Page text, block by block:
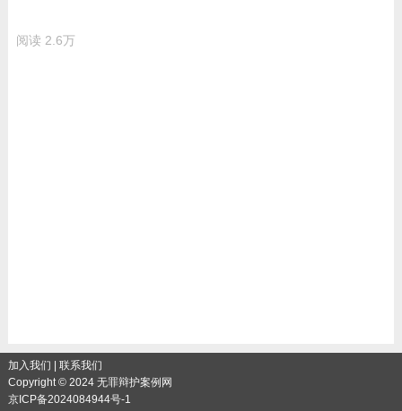
阅读 2.6万
加入我们 | 联系我们
Copyright © 2024 无罪辩护案例网
京ICP备2024084944号-1